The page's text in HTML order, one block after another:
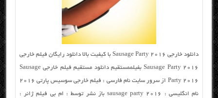
دانلود خارجی Sausage Party 2016 با کیفیت بالا دانلود رایگان فیلم خارجی
Sausage Party 2016 بفیلممستقیم دانلود مستقیم فیلم خارجی Sausage
Party 2016 از سرور سایت نام فارسی : فیلم خارجی سوسیس پارتی ۲۰۱۶
نام انگلیسی : sausage party 2016 باز نشر توسط : ام بی فیلم ژانر :